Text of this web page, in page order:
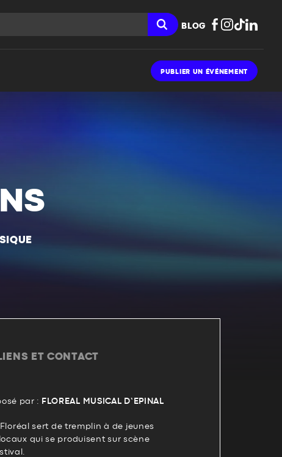
BLOG
PUBLIER UN ÉVÉNEMENT
LIENS ET CONTACT
par : FLOREAL MUSICAL D’EPINAL
Floréal sert de tremplin à de jeunes
qui se produisent sur scène